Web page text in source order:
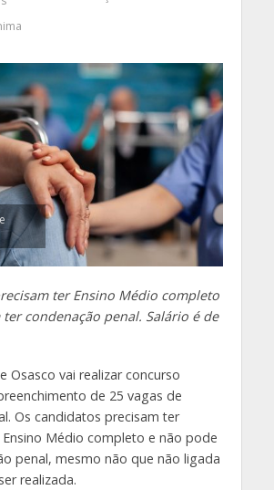
ter Ensino Médio completo
condenação penal. Salário é de
Osasco vai realizar concurso
de 25 vagas de
Os candidatos precisam ter
Médio completo e não pode
penal, mesmo não que não ligada
realizada.